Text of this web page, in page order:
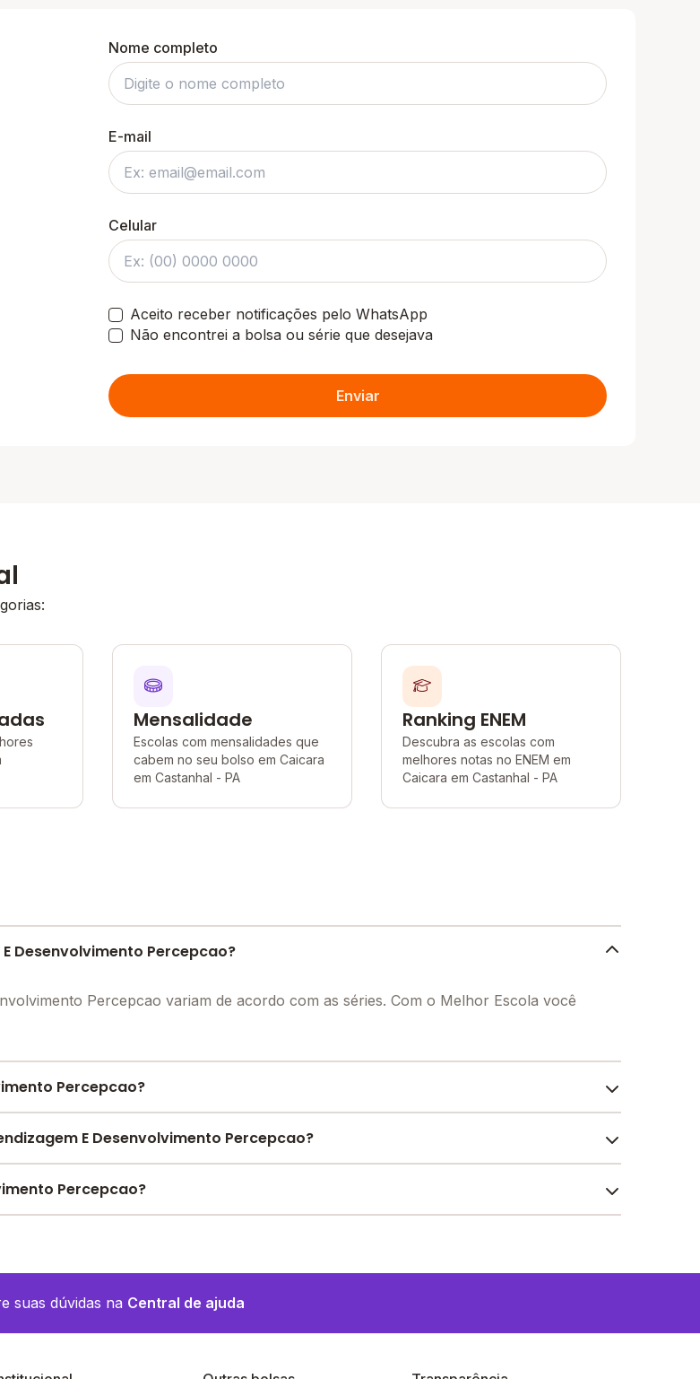
Nome completo
E-mail
Celular
Aceito receber notificações pelo WhatsApp
Não encontrei a bolsa ou série que desejava
Enviar
Mensalidade
Escolas com mensalidades que
cabem no seu bolso em Caicara
em Castanhal - PA
Ranking ENEM
Descubra as escolas com
melhores notas no ENEM em
Caicara em Castanhal - PA
Desenvolvimento Percepcao?
Percepcao variam de acordo com as séries. Com o Melhor Escola você
Percepcao?
toda a estrutura necessária para o conforto e desenvolvimento educacional dos seus
E Desenvolvimento Percepcao?
desconto para você.
Percepcao?
suas dúvidas na Central de ajuda